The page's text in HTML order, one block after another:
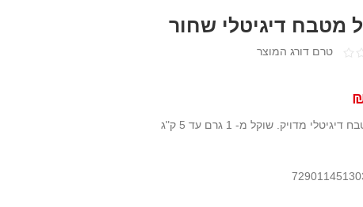
מטבח דיגיטלי שחור
טרם דורג המוצר
מדויק. שוקל מ- 1 גרם עד 5 ק"ג